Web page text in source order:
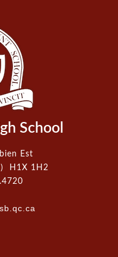
School
Est
H1X 1H2